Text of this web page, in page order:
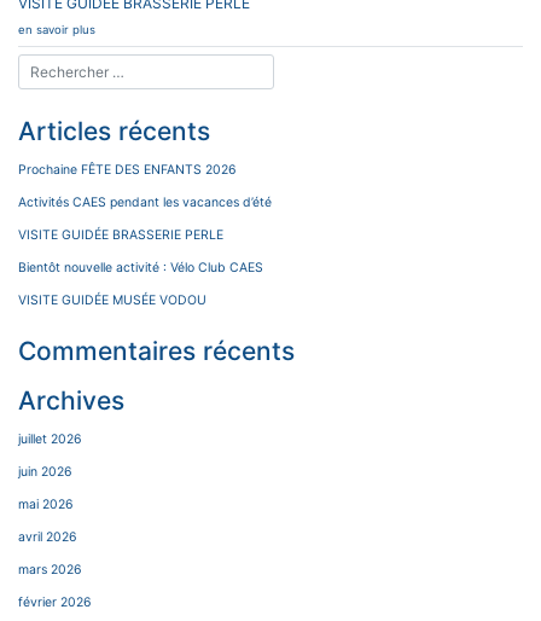
en savoir plus
Articles récents
Prochaine FÊTE DES ENFANTS 2026
Activités CAES pendant les vacances d’été
VISITE GUIDÉE BRASSERIE PERLE
Bientôt nouvelle activité : Vélo Club CAES
VISITE GUIDÉE MUSÉE VODOU
Commentaires récents
Archives
juillet 2026
juin 2026
mai 2026
avril 2026
mars 2026
février 2026